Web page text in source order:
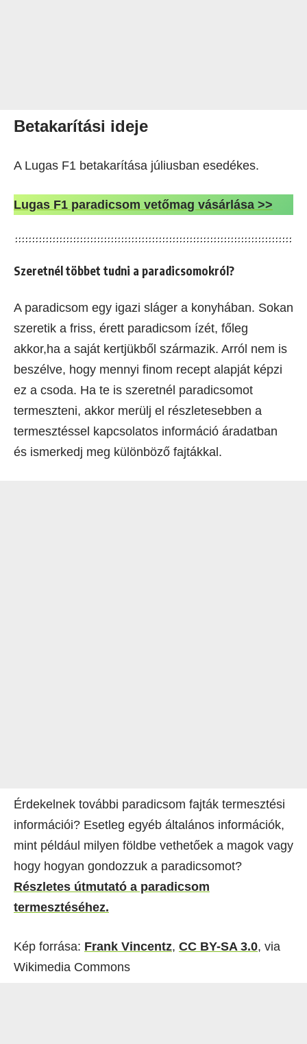
Betakarítási ideje
A Lugas F1 betakarítása júliusban esedékes.
Lugas F1 paradicsom vetőmag vásárlása >>
Szeretnél többet tudni a paradicsomokról?
A paradicsom egy igazi sláger a konyhában. Sokan
szeretik a friss, érett paradicsom ízét, főleg
akkor,ha a saját kertjükből származik. Arról nem is
beszélve, hogy mennyi finom recept alapját képzi
ez a csoda. Ha te is szeretnél paradicsomot
termeszteni, akkor merülj el részletesebben a
termesztéssel kapcsolatos információ áradatban
és ismerkedj meg különböző fajtákkal.
Érdekelnek további paradicsom fajták termesztési
információi? Esetleg egyéb általános információk,
mint például milyen földbe vethetőek a magok vagy
hogy hogyan gondozzuk a paradicsomot?
Részletes útmutató a paradicsom
termesztéséhez.
Kép forrása: Frank Vincentz, CC BY-SA 3.0, via
Wikimedia Commons